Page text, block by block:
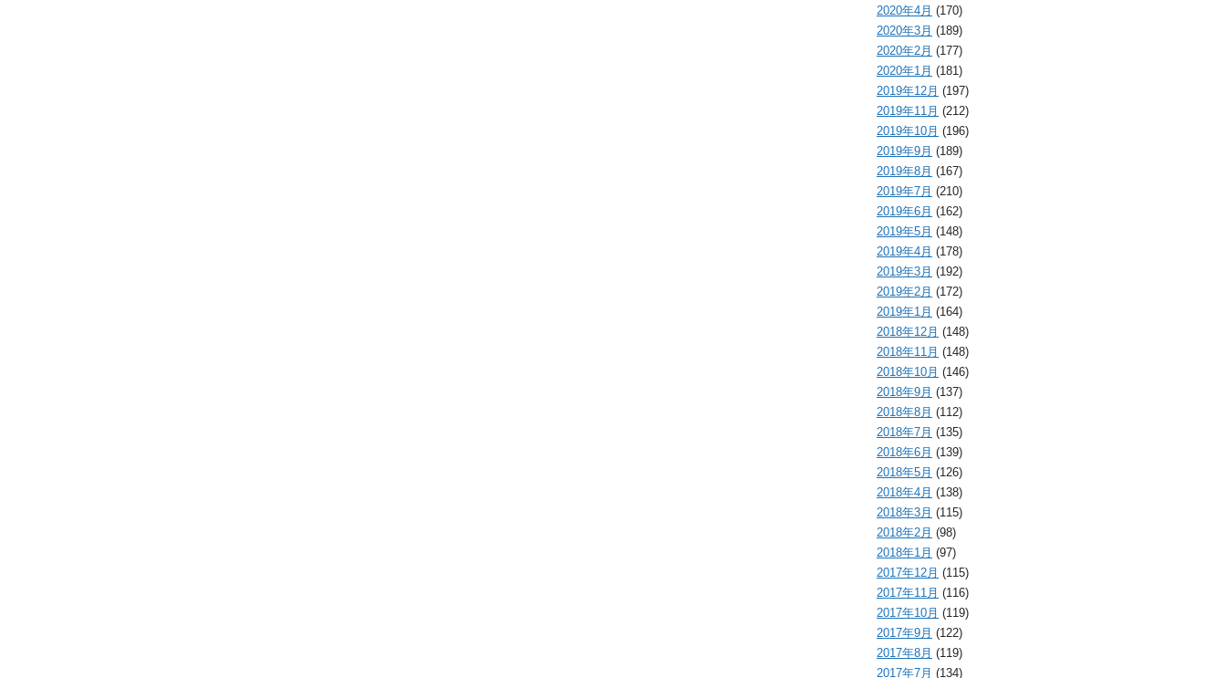
2020年4月 (170)
2020年3月 (189)
2020年2月 (177)
2020年1月 (181)
2019年12月 (197)
2019年11月 (212)
2019年10月 (196)
2019年9月 (189)
2019年8月 (167)
2019年7月 (210)
2019年6月 (162)
2019年5月 (148)
2019年4月 (178)
2019年3月 (192)
2019年2月 (172)
2019年1月 (164)
2018年12月 (148)
2018年11月 (148)
2018年10月 (146)
2018年9月 (137)
2018年8月 (112)
2018年7月 (135)
2018年6月 (139)
2018年5月 (126)
2018年4月 (138)
2018年3月 (115)
2018年2月 (98)
2018年1月 (97)
2017年12月 (115)
2017年11月 (116)
2017年10月 (119)
2017年9月 (122)
2017年8月 (119)
2017年7月 (134)